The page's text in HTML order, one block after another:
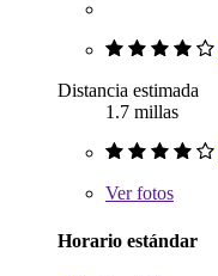
Distancia estimada
1.7 millas
Verfotos
Horario estándar